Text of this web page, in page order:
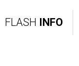
FLASH INFO